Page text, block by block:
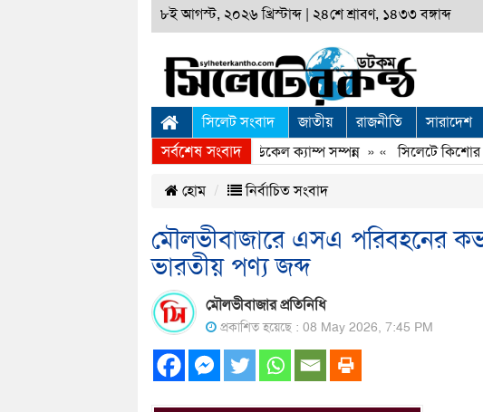
৮ই আগস্ট, ২০২৬ খ্রিস্টাব্দ ২৪শে শ্রাবণ, ১৪৩৩ বঙ্গাব্দ
সিলেট সংবাদ জাতীয় রাজনীতি সারাদেশ
সর্বশেষ সংবাদ
সিলেটে স্বপ্নযাত্রা ফাউণ্ডেশনের ফ্রি মেডিকেল ক্যাম্প সম্পন্ন» « সিলেটে কিশোর
হোম নির্বাচিত সংবাদ
মৌলভীবাজারে এসএ পরিবহনের
ভারতীয় পণ্য জব্দ
মৌলভীবাজার প্রতিনিধি
প্রকাশিত হয়েছে : 08 May 2026, 7:45 PM